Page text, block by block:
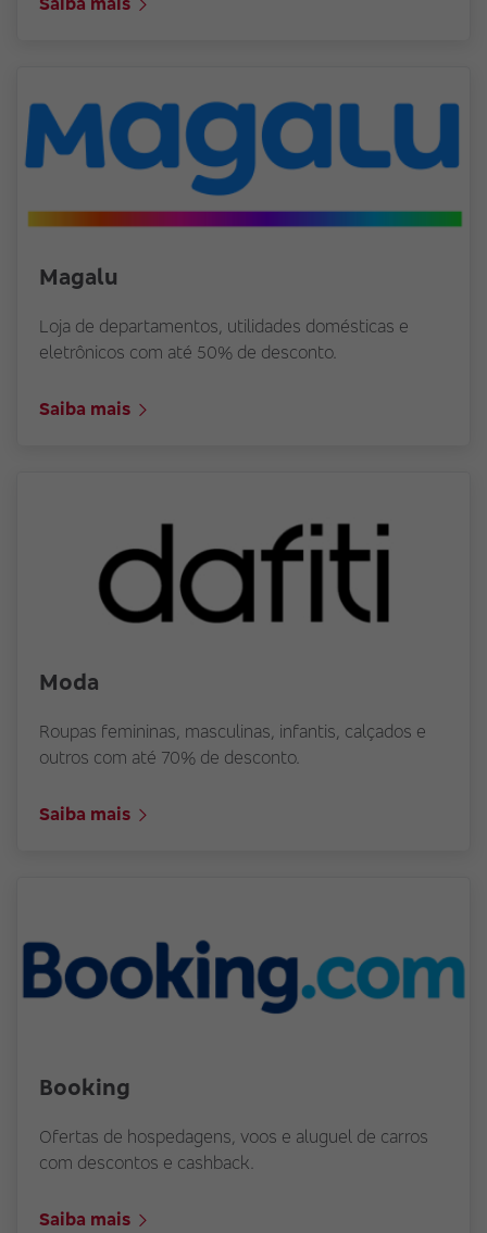
Magalu
Loja de departamentos, utilidades domésticas e
eletrônicos com até 50% de desconto.
Saiba mais
Moda
Roupas femininas, masculinas, infantis, calçados e
outros com até 70% de desconto.
Saiba mais
Booking
Ofertas de hospedagens, voos e aluguel de carros
com descontos e cashback.
Saiba mais